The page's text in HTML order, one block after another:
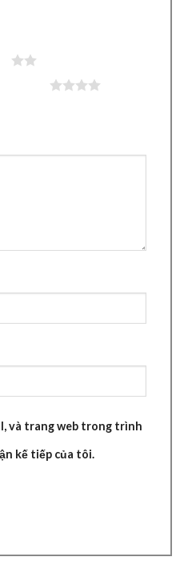
và trang web trong trình
kế tiếp của tôi.